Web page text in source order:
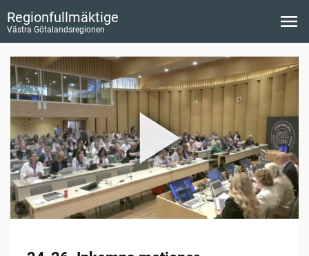
Regionfullmäktige
Västra Götalandsregionen